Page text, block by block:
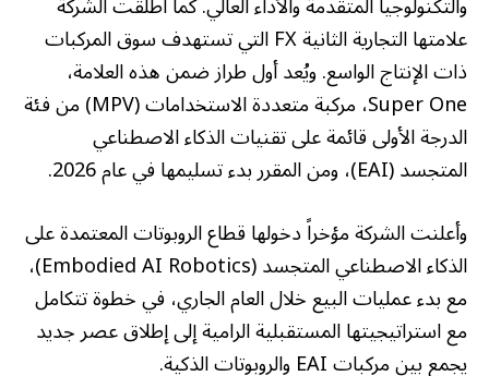
علامتها التجارية الثانية FX التي تستهدف سوق المركبات
ذات الإنتاج الواسع. ويُعد أول طراز ضمن هذه العلامة،
Super One، مركبة متعددة الاستخدامات (MPV) من فئة
الدرجة الأولى قائمة على تقنيات الذكاء الاصطناعي
المتجسد (EAI)، ومن المقرر بدء تسليمها في عام 2026.
وأعلنت الشركة مؤخراً دخولها قطاع الروبوتات المعتمدة على
الذكاء الاصطناعي المتجسد (Embodied AI Robotics)،
مع بدء عمليات البيع خلال العام الجاري، في خطوة تتكامل
مع استراتيجيتها المستقبلية الرامية إلى إطلاق عصر جديد
يجمع بين مركبات EAI والروبوتات الذكية.